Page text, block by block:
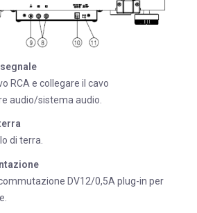
RCA e collegare il cavo
audio/sistema audio.
di terra.
DV12/0,5A plug-in per